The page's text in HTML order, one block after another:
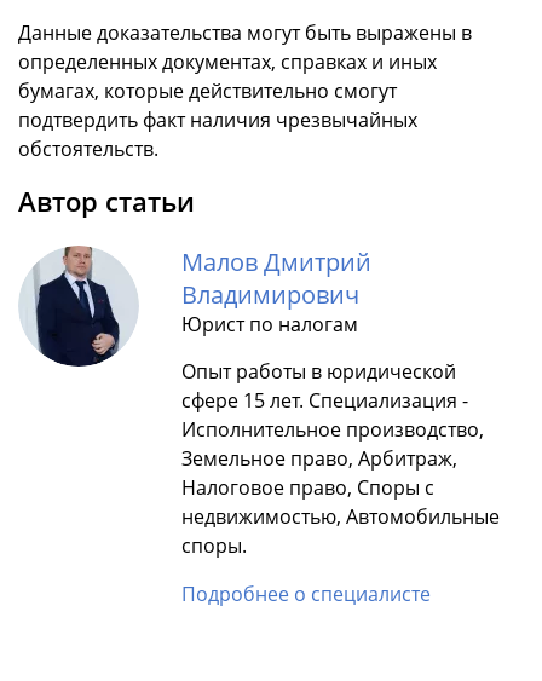
Данные доказательства могут быть выражены в
определенных документах, справках и иных
бумагах, которые действительно смогут
подтвердить факт наличия чрезвычайных
обстоятельств.
Автор статьи
Малов Дмитрий
Владимирович
Юрист по налогам
Опыт работы в юридической
сфере 15 лет. Специализация -
Исполнительное производство,
Земельное право, Арбитраж,
Налоговое право, Споры с
недвижимостью, Автомобильные
споры.
Подробнее о специалисте